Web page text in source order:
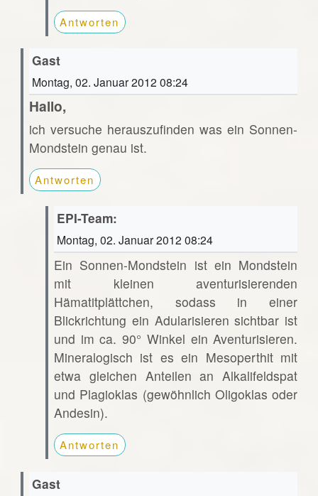
Antworten
Gast
Montag, 02. Januar 2012 08:24
Hallo,
ich versuche herauszufinden was ein Sonnen-
Mondstein genau ist.
Antworten
EPI-Team:
Montag, 02. Januar 2012 08:24
Ein Sonnen-Mondstein ist ein Mondstein
mit kleinen aventurisierenden
Hämatitplättchen, sodass in einer
Blickrichtung ein Adularisieren sichtbar ist
und im ca. 90° Winkel ein Aventurisieren.
Mineralogisch ist es ein Mesoperthit mit
etwa gleichen Anteilen an Alkalifeldspat
und Plagioklas (gewöhnlich Oligoklas oder
Andesin).
Antworten
Gast